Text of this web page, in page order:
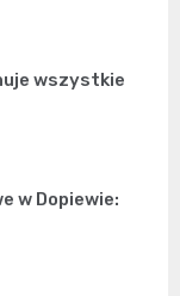
wszystkie
w Dopiewie: